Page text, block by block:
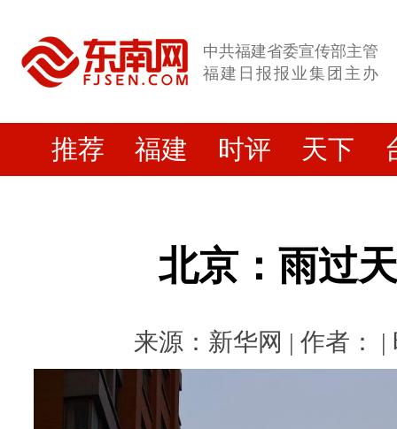
中共福建省委宣传部主管
福建日报报业集团主办
推荐 福建 时评 天下
北京：雨过
来源：新华网 | 作者： |